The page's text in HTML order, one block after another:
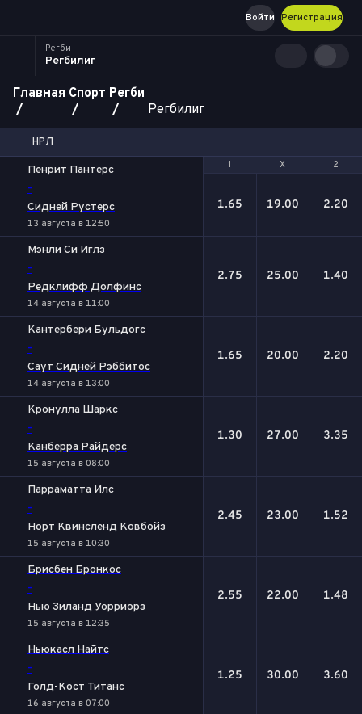
Регистрация
Войти
Регби
Регбилиг
Главная Спорт Регби
Регбилиг
НРЛ
1 Х 2
Пенрит Пантерс
-
Сидней Рустерс
13 августа в 12:50
1 Х 2
1.65 19.00 2.20
Мэнли Си Иглз
-
Редклифф Долфинс
14 августа в 11:00
2.75 25.00 1.40
Кантербери Бульдогс
-
Саут Сидней Рэббитос
14 августа в 13:00
1.65 20.00 2.20
Кронулла Шаркс
-
Канберра Райдерс
15 августа в 08:00
1.30 27.00 3.35
Парраматта Илс
-
Норт Квинсленд Ковбойз
15 августа в 10:30
2.45 23.00 1.52
Брисбен Бронкос
-
Нью Зиланд Уорриорз
15 августа в 12:35
2.55 22.00 1.48
Ньюкасл Найтс
-
Голд-Кост Титанс
16 августа в 07:00
1.25 30.00 3.60